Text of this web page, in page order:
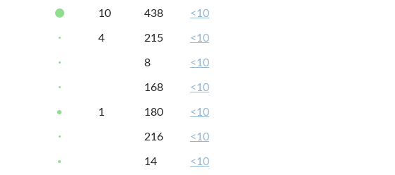
10 438 <10
4 215
<10
8
<10
168
<10
1 180
<10
216 <10
14 <10